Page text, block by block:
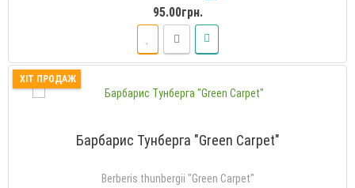
95.00грн.
ХІТ ПРОДАЖ
Барбарис Тунберга "Green Carpet"
Berberis thunbergii "Green Carpet"